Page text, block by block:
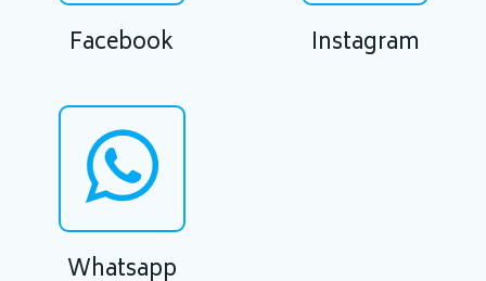
Facebook Instagram
Whatsapp